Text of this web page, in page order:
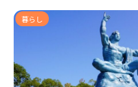
暮らし